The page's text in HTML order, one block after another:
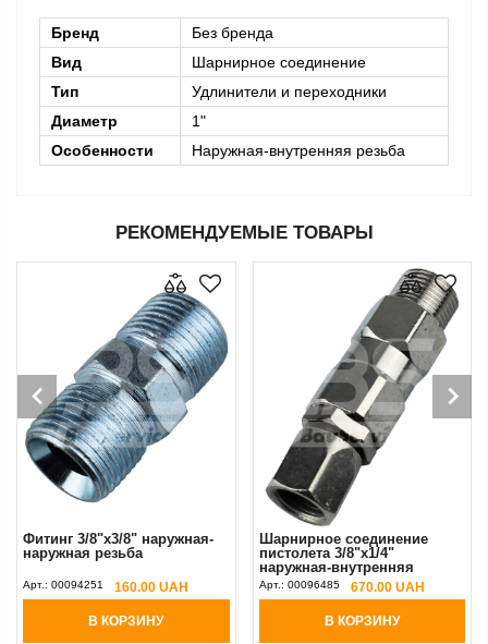
Бренд
Без бренда
Вид
Шарнирное соединение
Тип
Удлинители и переходники
Диаметр
1"
Особенности
Наружная-внутренняя резьба
РЕКОМЕНДУЕМЫЕ ТОВАРЫ
Фитинг 3/8"х3/8" наружная-
наружная резьба
Арт.: 00094251 160.00 UAH
В КОРЗИНУ
Шарнирное соединение
пистолета 3/8"х1/4"
наружная-внутренняя
резьба
Арт.: 00096485 670.00 UAH
В КОРЗИНУ